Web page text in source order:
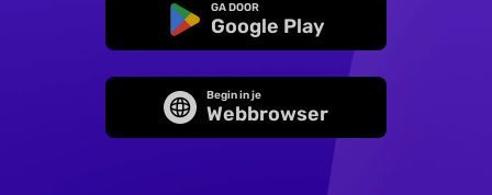
GA DOOR
Google Play
Begin in je
Webbrowser